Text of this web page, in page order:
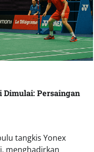
Dimulai: Persaingan
tangkis Yonex
menghadirkan